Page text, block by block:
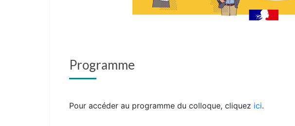
Programme
Pour accéder au programme du colloque, cliquez ici.